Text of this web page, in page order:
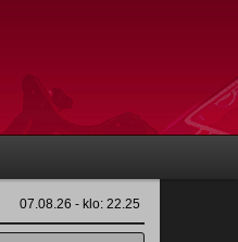
07.08.26 - klo: 22.25